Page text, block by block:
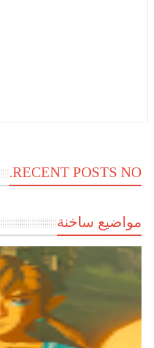
RECENT POSTS NO.
مواضيع ساخنة